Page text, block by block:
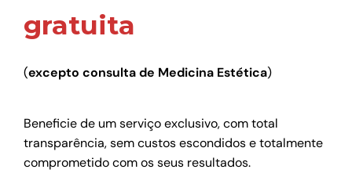
gratuita
(excepto consulta de Medicina Estética)
Beneficie de um serviço exclusivo, com total
transparência, sem custos escondidos e totalmente
comprometido com os seus resultados.